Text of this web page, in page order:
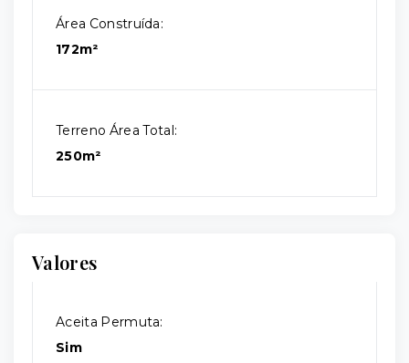
Área Construída:
172m²
Terreno Área Total:
250m²
Valores
Aceita Permuta:
Sim